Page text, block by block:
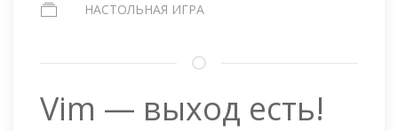
НАСТОЛЬНАЯ ИГРА
Vim — выход есть!